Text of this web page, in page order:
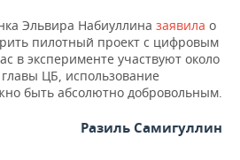
Эльвира Набиуллина заявила о
пилотный проект с цифровым
в эксперименте участвуют около
ЦБ, использование
быть абсолютно добровольным.
Разиль Самигуллин